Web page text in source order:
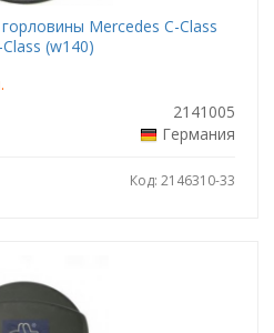
Mercedes C-Class
(w140)
2141005
Германия
Код: 2146310-33